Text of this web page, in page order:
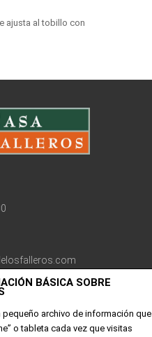
ajusta al tobillo con
6
BÁSICA SOBRE
archivo de información que
o tableta cada vez que visitas